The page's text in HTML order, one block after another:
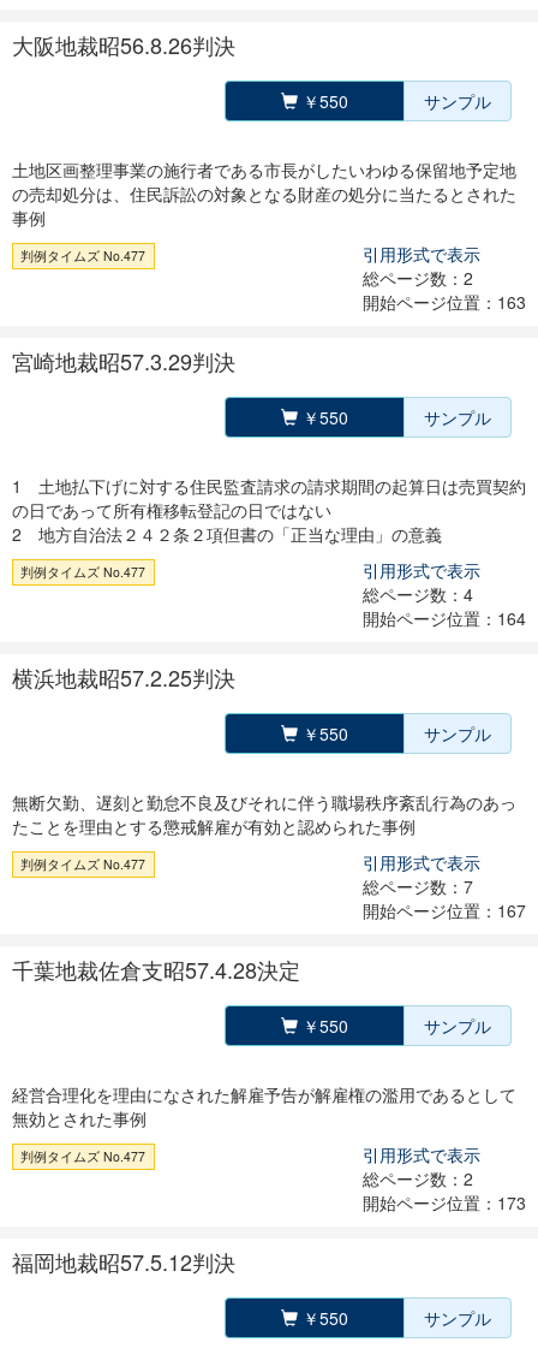
大阪地裁昭56.8.26判決
￥550 サンプル
土地区画整理事業の施行者である市長がしたいわゆる保留地予定地
の売却処分は、住民訴訟の対象となる財産の処分に当たるとされた
事例
判例タイムズ No.477
引用形式で表示
総ページ数：2
開始ページ位置：163
宮崎地裁昭57.3.29判決
￥550 サンプル
1 土地払下げに対する住民監査請求の請求期間の起算日は売買契約
の日であって所有権移転登記の日ではない
2 地方自治法２４２条２項但書の「正当な理由」の意義
判例タイムズ No.477
引用形式で表示
総ページ数：4
開始ページ位置：164
横浜地裁昭57.2.25判決
￥550 サンプル
無断欠勤、遅刻と勤怠不良及びそれに伴う職場秩序紊乱行為のあっ
たことを理由とする懲戒解雇が有効と認められた事例
判例タイムズ No.477
引用形式で表示
総ページ数：7
開始ページ位置：167
千葉地裁佐倉支昭57.4.28決定
￥550 サンプル
経営合理化を理由になされた解雇予告が解雇権の濫用であるとして
無効とされた事例
判例タイムズ No.477
引用形式で表示
総ページ数：2
開始ページ位置：173
福岡地裁昭57.5.12判決
￥550 サンプル